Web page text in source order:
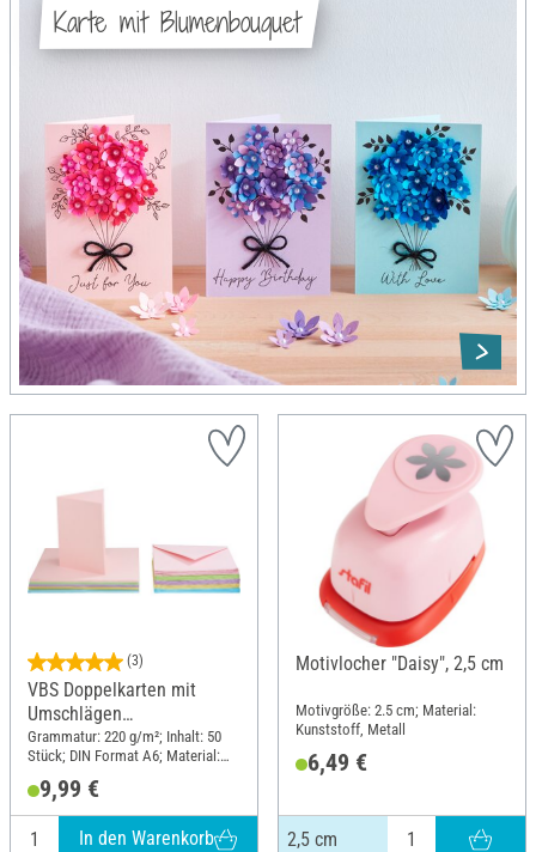
Karte mit Blumenbouquet
(3)
VBS Doppelkarten mit
Umschlägen
"Pastellfarben", 50 Stück
Grammatur: 220 g/m²; Inhalt: 50
Stück; DIN Format A6; Material:
9,99 €
In den Warenkorb
Motivlocher "Daisy", 2,5 cm
Motivgröße: 2.5 cm; Material:
Kunststoff, Metall
6,49 €
2,5 cm